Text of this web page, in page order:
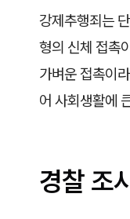
강제추행죄는
형의 신체 접촉
가벼운 접촉이
어 사회생활에
경찰 조